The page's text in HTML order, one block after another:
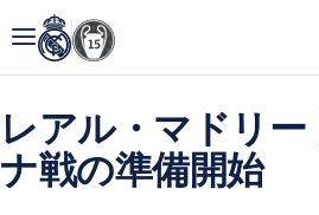
レアル・マドリ
ナ戦の準備開始